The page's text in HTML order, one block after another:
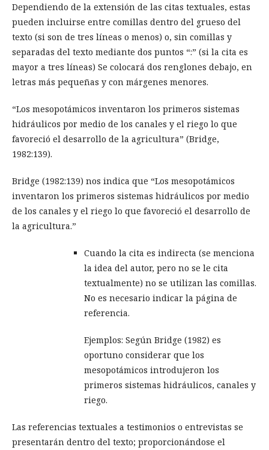
Dependiendo de la extensión de las citas textuales, estas
pueden incluirse entre comillas dentro del grueso del
texto (si son de tres líneas o menos) o, sin comillas y
separadas del texto mediante dos puntos “:” (si la cita es
mayor a tres líneas) Se colocará dos renglones debajo, en
letras más pequeñas y con márgenes menores.
“Los mesopotámicos inventaron los primeros sistemas
hidráulicos por medio de los canales y el riego lo que
favoreció el desarrollo de la agricultura” (Bridge,
1982:139).
Bridge (1982:139) nos indica que “Los mesopotámicos
inventaron los primeros sistemas hidráulicos por medio
de los canales y el riego lo que favoreció el desarrollo de
la agricultura.”
Cuando la cita es indirecta (se menciona
la idea del autor, pero no se le cita
textualmente) no se utilizan las comillas.
No es necesario indicar la página de
referencia.
Ejemplos: Según Bridge (1982) es
oportuno considerar que los
mesopotámicos introdujeron los
primeros sistemas hidráulicos, canales y
riego.
Las referencias textuales a testimonios o entrevistas se
presentarán dentro del texto; proporcionándose el